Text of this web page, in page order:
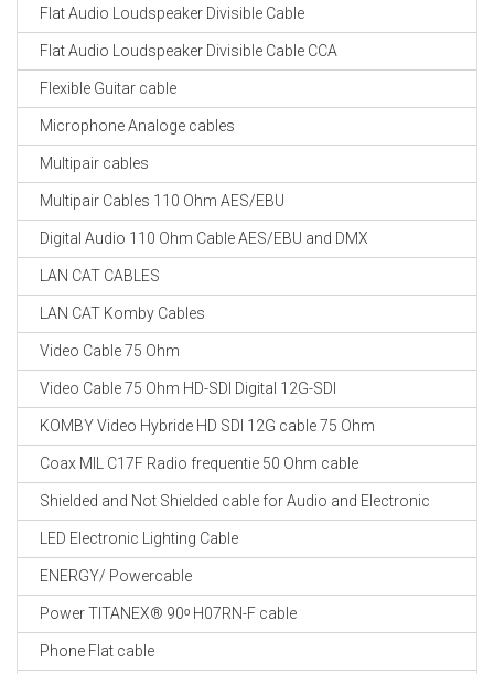
Flat Audio Loudspeaker Divisible Cable
Flat Audio Loudspeaker Divisible Cable CCA
Flexible Guitar cable
Microphone Analoge cables
Multipair cables
Multipair Cables 110 Ohm AES/EBU
Digital Audio 110 Ohm Cable AES/EBU and DMX
LAN CAT CABLES
LAN CAT Komby Cables
Video Cable 75 Ohm
Video Cable 75 Ohm HD-SDI Digital 12G-SDI
KOMBY Video Hybride HD SDI 12G cable 75 Ohm
Coax MIL C17F Radio frequentie 50 Ohm cable
Shielded and Not Shielded cable for Audio and Electronic
LED Electronic Lighting Cable
ENERGY/ Powercable
Power TITANEX® 90ᵒ H07RN-F cable
Phone Flat cable